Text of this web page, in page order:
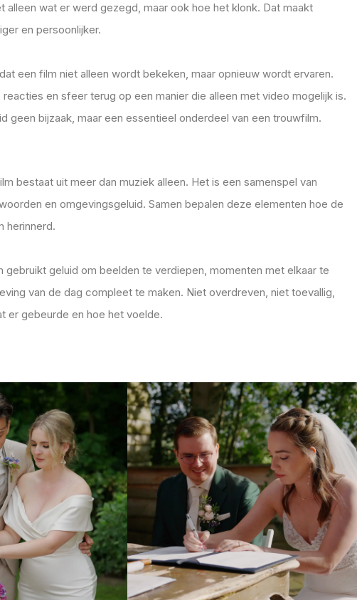
alleen wat er werd gezegd, maar ook hoe het klonk. Dat maakt
en persoonlijker.
een film niet alleen wordt bekeken, maar opnieuw wordt ervaren.
en sfeer terug op een manier die alleen met video mogelijk is.
geen bijzaak, maar een essentieel onderdeel van een trouwfilm.
bestaat uit meer dan muziek alleen. Het is een samenspel van
en omgevingsgeluid. Samen bepalen deze elementen hoe de
herinnerd.
gebruikt geluid om beelden te verdiepen, momenten met elkaar te
van de dag compleet te maken. Niet overdreven, niet toevallig,
er gebeurde en hoe het voelde.